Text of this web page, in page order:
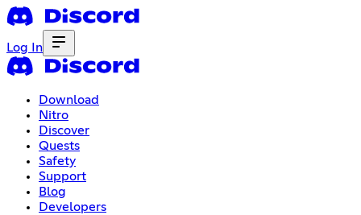
Log In
Download
Nitro
Discover
Quests
Safety
Support
Blog
Developers